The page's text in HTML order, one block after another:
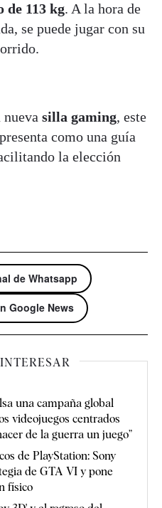
de 113 kg. A la hora de
se puede jugar con su
silla gaming, este
como una guía
la elección
de Whatsapp
Google News
una campaña global
videojuegos centrados
de la guerra un juego”
de PlayStation: Sony
de GTA VI y pone
físico